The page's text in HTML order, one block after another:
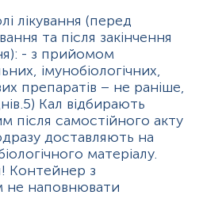
лікування (перед
та після закінчення
- з прийомом
імунобіологічних,
препаратів – не раніше,
5) Кал відбирають
після самостійного акту
доставляють на
матеріалу.
Контейнер з
не наповнювати